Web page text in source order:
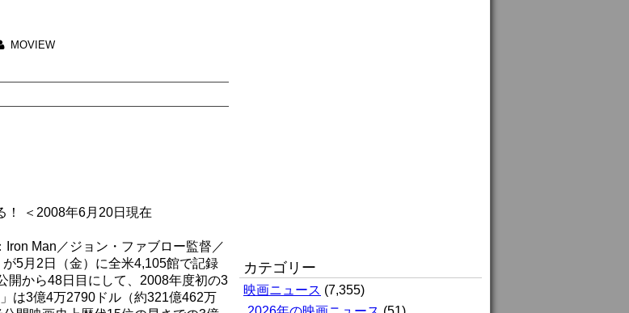
カテゴリー
映画ニュース (7,355)
MOVIEW
！ ＜2008年6月20日現在
Man／ジョン・ファブロー監督／
5月2日（金）に全米4,105館で記録
開から48日目にして、2008年度初の3
は3億4万2790ドル（約321億462万